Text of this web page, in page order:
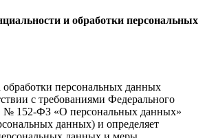
и обработки персональных
персональных данных
с требованиями Федерального
№ 152-ФЗ «О персональных данных»
данных) и определяет